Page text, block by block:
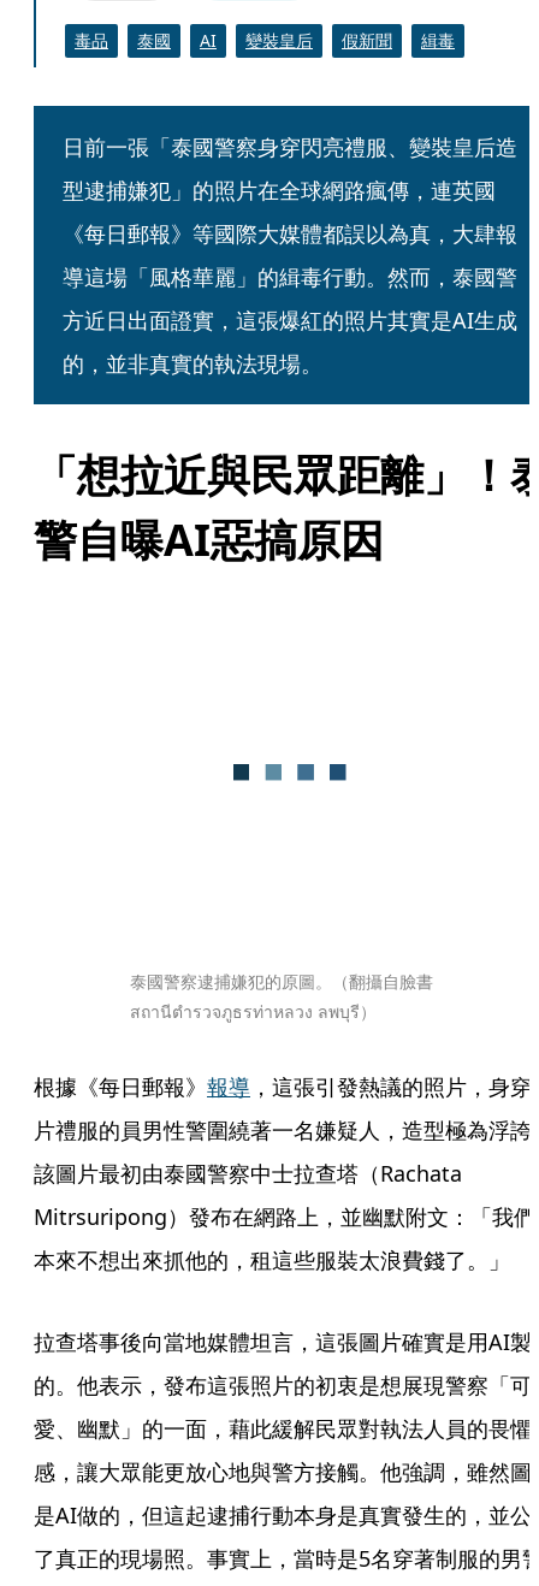
毒品 泰國 AI 變裝皇后 假新聞 緝毒
日前一張「泰國警察身穿閃亮禮服、變裝皇后造
型逮捕嫌犯」的照片在全球網路瘋傳，連英國
《每日郵報》等國際大媒體都誤以為真，大肆報
導這場「風格華麗」的緝毒行動。然而，泰國警
方近日出面證實，這張爆紅的照片其實是AI生成
的，並非真實的執法現場。
「想拉近與民眾距離」！
警自曝AI惡搞原因
泰國警察逮捕嫌犯的原圖。（翻攝自臉書
สถานีตำรวจภูธรท่าหลวง ลพบุรี）
根據《每日郵報》 報導 ，這張引發熱議的照片，身穿
片禮服的員男性警圍繞著一名嫌疑人，造型極為浮誇
該圖片最初由泰國警察中士拉查塔（Rachata
Mitrsuripong）發布在網路上，並幽默附文：「我們
本來不想出來抓他的，租這些服裝太浪費錢了。」
拉查塔事後向當地媒體坦言，這張圖片確實是用AI製
的。他表示，發布這張照片的初衷是想展現警察「可
愛、幽默」的一面，藉此緩解民眾對執法人員的畏懼
感，讓大眾能更放心地與警方接觸。他強調，雖然圖
是AI做的，但這起逮捕行動本身是真實發生的，並公
了真正的現場照。事實上，當時是5名穿著制服的男